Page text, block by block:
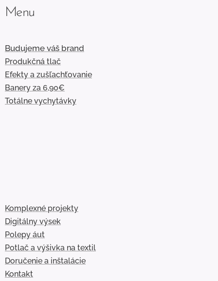
Menu
Budujeme váš brand
Produkčná tlač
Efekty a zušľachťovanie
Banery za 6,90€
Totálne vychytávky
Komplexné projekty
Digitálny výsek
Polepy áut
Potlač a výšivka na textil
Doručenie a inštalácie
Kontakt